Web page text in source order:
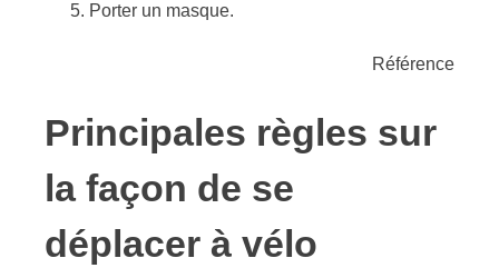
Porter un masque.
Référence
Principales règles sur
la façon de se
déplacer à vélo